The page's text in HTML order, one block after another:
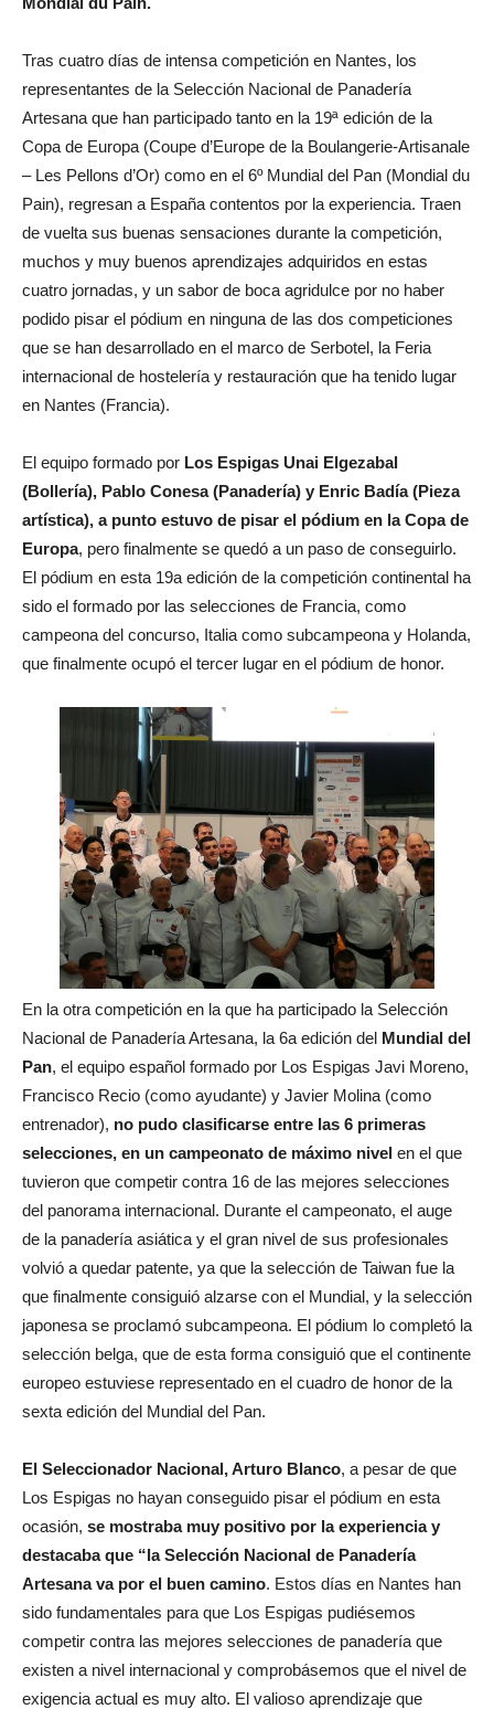
Tras cuatro días de intensa competición en Nantes, los
representantes de la Selección Nacional de Panadería
Artesana que han participado tanto en la 19ª edición de la
Copa de Europa (Coupe d’Europe de la Boulangerie-Artisanale
– Les Pellons d’Or) como en el 6º Mundial del Pan (Mondial du
Pain), regresan a España contentos por la experiencia. Traen
de vuelta sus buenas sensaciones durante la competición,
muchos y muy buenos aprendizajes adquiridos en estas
cuatro jornadas, y un sabor de boca agridulce por no haber
podido pisar el pódium en ninguna de las dos competiciones
que se han desarrollado en el marco de Serbotel, la Feria
internacional de hostelería y restauración que ha tenido lugar
en Nantes (Francia).
El equipo formado por Los Espigas Unai Elgezabal
(Bollería), Pablo Conesa (Panadería) y Enric Badía (Pieza
artística), a punto estuvo de pisar el pódium en la Copa de
Europa, pero finalmente se quedó a un paso de conseguirlo.
El pódium en esta 19a edición de la competición continental ha
sido el formado por las selecciones de Francia, como
campeona del concurso, Italia como subcampeona y Holanda,
que finalmente ocupó el tercer lugar en el pódium de honor.
En la otra competición en la que ha participado la Selección
Nacional de Panadería Artesana, la 6a edición del Mundial del
Pan, el equipo español formado por Los Espigas Javi Moreno,
Francisco Recio (como ayudante) y Javier Molina (como
entrenador), no pudo clasificarse entre las 6 primeras
selecciones, en un campeonato de máximo nivel en el que
tuvieron que competir contra 16 de las mejores selecciones
del panorama internacional. Durante el campeonato, el auge
de la panadería asiática y el gran nivel de sus profesionales
volvió a quedar patente, ya que la selección de Taiwan fue la
que finalmente consiguió alzarse con el Mundial, y la selección
japonesa se proclamó subcampeona. El pódium lo completó la
selección belga, que de esta forma consiguió que el continente
europeo estuviese representado en el cuadro de honor de la
sexta edición del Mundial del Pan.
El Seleccionador Nacional, Arturo Blanco, a pesar de que
Los Espigas no hayan conseguido pisar el pódium en esta
ocasión, se mostraba muy positivo por la experiencia y
destacaba que “la Selección Nacional de Panadería
Artesana va por el buen camino. Estos días en Nantes han
sido fundamentales para que Los Espigas pudiésemos
competir contra las mejores selecciones de panadería que
existen a nivel internacional y comprobásemos que el nivel de
exigencia actual es muy alto. El valioso aprendizaje que